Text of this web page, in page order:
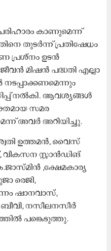
കാണുമെന്ന്
തുടർന്ന് പ്രതിഷേധം
പ്രശ്നം ഉടൻ
മിഷൻ പദ്ധതി എല്ലാ
നടപ്പാക്കണമെന്നും
നൽകി. ആവശ്യങ്ങൾ
സമര
അവർ അറിയിച്ചു.
ഉത്തമൻ, വൈസ്
സ്റ്റാൻഡിങ്
,ക്ഷേമകാര്യ
രെജി,
ഷാനവാസ്,
നസീലനസീർ
പങ്കെടുത്തു.